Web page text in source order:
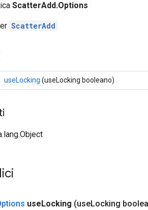
ScatterAdd.Options
ScatterAdd
useLocking (useLocking booleano)
useLocking (useLocking